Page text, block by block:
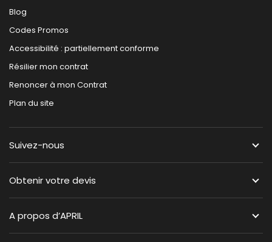
Blog
Codes Promos
Accessibilité : partiellement conforme
Résilier mon contrat
Renoncer à mon Contrat
Plan du site
Suivez-nous
Obtenir votre devis
A propos d’APRIL